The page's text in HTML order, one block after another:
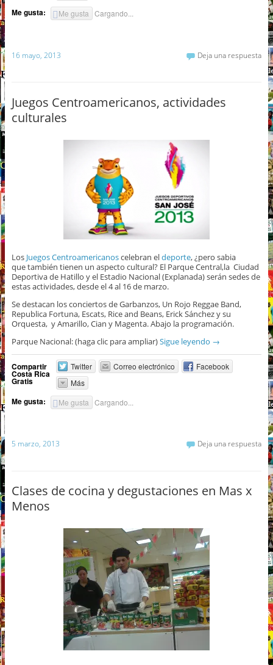
Me gusta: Me gusta Cargando...
16 mayo, 2013 Deja una respuesta
Juegos Centroamericanos, actividades
culturales
Los Juegos Centroamericanoscelebran eldeporte, ¿pero sabia
que también tienen un aspecto cultural? El Parque Central,la Ciudad
Deportiva de Hatillo y el Estadio Nacional (Explanada) serán sedes de
estas actividades, desde el 4 al 16 de marzo.
Se destacan los conciertos de Garbanzos, Un Rojo Reggae Band,
Republica Fortuna, Escats, Rice and Beans, Erick Sánchez y su
Orquesta, y Amarillo, Cian y Magenta. Abajo la programación.
Parque Nacional: (haga clic para ampliar)Sigue leyendo →
Compartir
Costa Rica
Gratis
Twitter Correo electrónico
Facebook
Más
Me gusta: Me gusta Cargando...
5 marzo, 2013 Deja una respuesta
Clases de cocina y degustaciones en Mas x
Menos